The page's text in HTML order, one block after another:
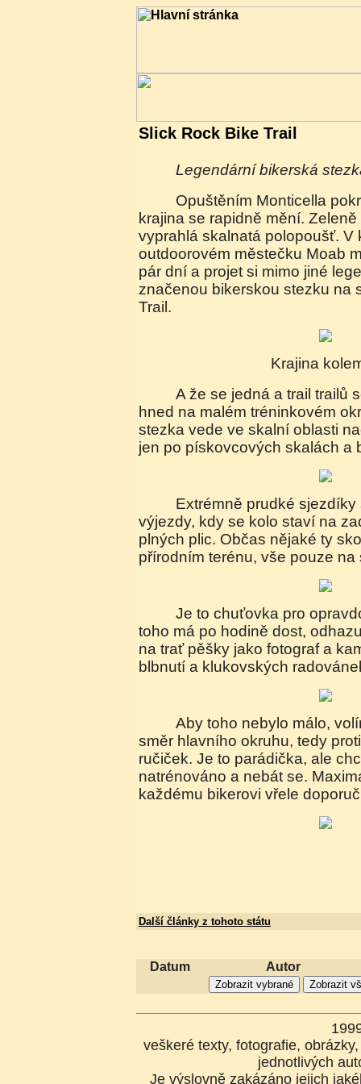
Slick Rock Bike Trail
Legendární bikerská
Opuštěním Monticella pokračujeme do Moabu a
krajina se rapidně mění.
vyprahlá skalnatá polopoušť. V
outdoorovém městečku Moab
pár dní a projet si mimo jiné
značenou bikerskou stezku na
Trail.
Krajina
A že se jedná a trail trailů se přesvědčujeme
hned na malém tréninkovém
stezka vede ve skalní oblasti
jen po pískovcových skalách a
Extrémně prudké sjezdíky střídají náročné
výjezdy, kdy se kolo staví na
plných plic. Občas nějaké ty
přírodním terénu, vše pouze
Je to chuťovka pro opravdové bikery. Renča
toho má po hodině dost,
na trať pěšky jako fotograf a
blbnutí a klukovských
Aby toho nebylo málo, volím si ještě ten těžší
směr hlavního okruhu, tedy
ručiček. Je to parádička, ale
natrénováno a nebát se.
každému bikerovi vřele
Další články z tohoto státu
Datum Autor
veškeré texty, fotografie,
jednotlivých
Je výslovně zakázáno jejich